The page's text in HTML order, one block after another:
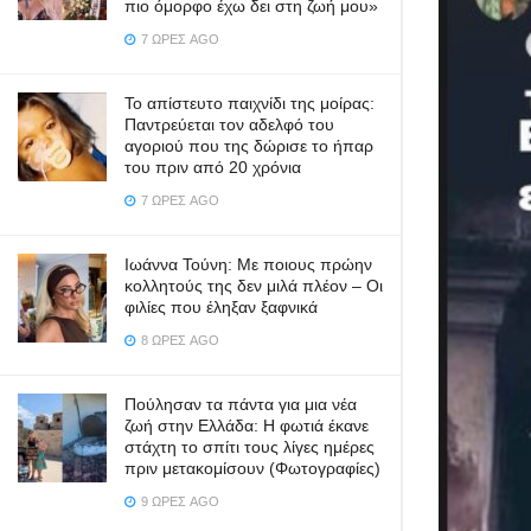
πιο όμορφο έχω δει στη ζωή μου»
7 ΏΡΕΣ AGO
Το απίστευτο παιχνίδι της μοίρας:
Παντρεύεται τον αδελφό του
αγοριού που της δώρισε το ήπαρ
του πριν από 20 χρόνια
7 ΏΡΕΣ AGO
Ιωάννα Τούνη: Με ποιους πρώην
κολλητούς της δεν μιλά πλέον – Οι
φιλίες που έληξαν ξαφνικά
8 ΏΡΕΣ AGO
Πούλησαν τα πάντα για μια νέα
ζωή στην Ελλάδα: Η φωτιά έκανε
στάχτη το σπίτι τους λίγες ημέρες
πριν μετακομίσουν (Φωτογραφίες)
9 ΏΡΕΣ AGO